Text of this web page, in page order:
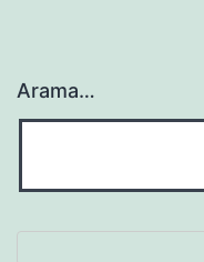
Arama…